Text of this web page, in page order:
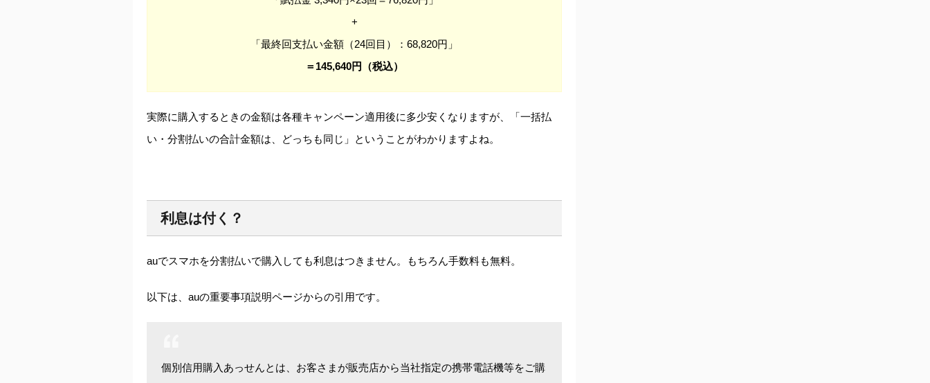
+
「最終回支払い金額（24回目）：68,820円」
＝145,640円（税込）
実際に購入するときの金額は各種キャンペーン適用後に多少安くなりますが、「一括払
い・分割払いの合計金額は、どっちも同じ」ということがわかりますよね。
利息は付く？
auでスマホを分割払いで購入しても利息はつきません。もちろん手数料も無料。
以下は、auの重要事項説明ページからの引用です。
個別信用購入あっせんとは、お客さまが販売店から当社指定の携帯電話機等をご購